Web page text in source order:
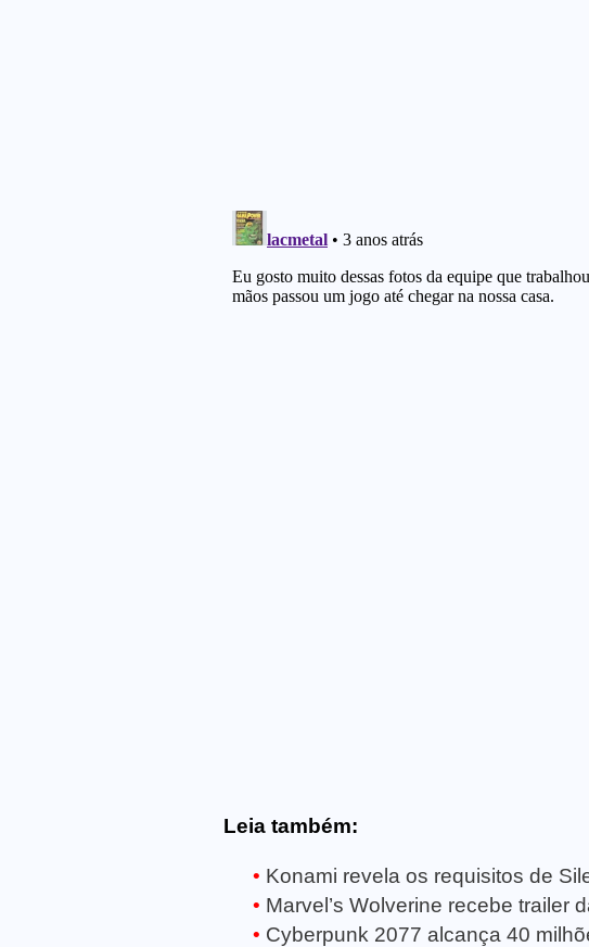
Leia também:
Konami revela os requisitos de
Marvel’s Wolverine recebe trailer
Cyberpunk 2077 alcança 40